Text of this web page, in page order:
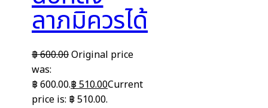
ลาภมิควรได้
฿600.00Original price
was:
฿ 600.00.฿510.00Current
price is: ฿ 510.00.